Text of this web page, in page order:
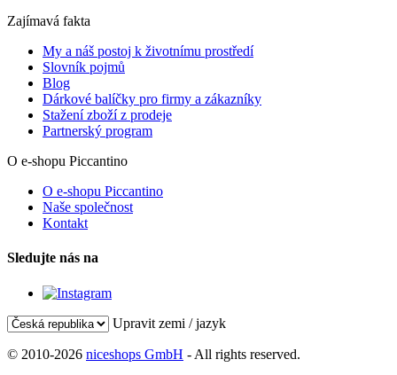
Zajímavá fakta
My a náš postoj k životnímu prostředí
Slovník pojmů
Blog
Dárkové balíčky pro firmy a zákazníky
Stažení zboží z prodeje
Partnerský program
O e-shopu Piccantino
O e-shopu Piccantino
Naše společnost
Kontakt
Sledujte nás na
Upravit zemi / jazyk
© 2010-2026 niceshops GmbH - All rights reserved.